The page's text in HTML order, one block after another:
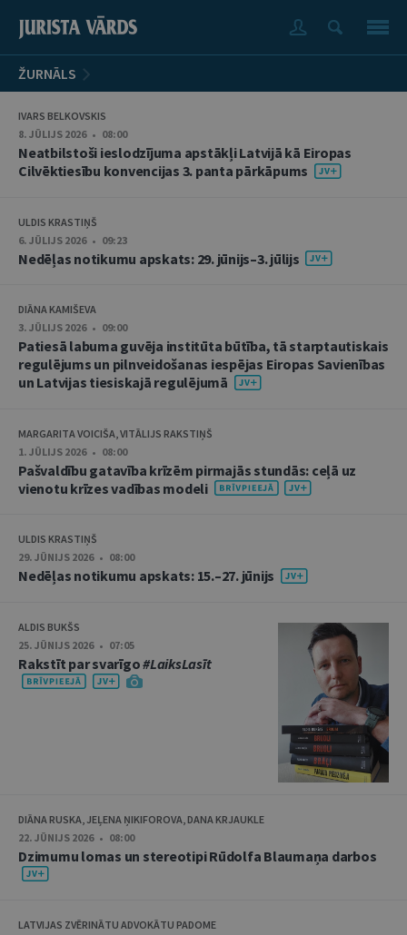
ŽURNĀLS
IVARS BELKOVSKIS
8. JŪLIJS 2026 • 08:00
Neatbilstoši ieslodzījuma apstākļi Latvijā kā Eiropas
Cilvēktiesību konvencijas 3. panta pārkāpums
ULDIS KRASTIŅŠ
6. JŪLIJS 2026 • 09:23
Nedēļas notikumu apskats: 29. jūnijs–3. jūlijs
DIĀNA KAMIŠEVA
3. JŪLIJS 2026 • 09:00
Patiesā labuma guvēja institūta būtība, tā starptautiskais
regulējums un pilnveidošanas iespējas Eiropas Savienības
un Latvijas tiesiskajā regulējumā
MARGARITA VOICIŠA, VITĀLIJS RAKSTIŅŠ
1. JŪLIJS 2026 • 08:00
Pašvaldību gatavība krīzēm pirmajās stundās: ceļā uz
vienotu krīzes vadības modeli
ULDIS KRASTIŅŠ
29. JŪNIJS 2026 • 08:00
Nedēļas notikumu apskats: 15.–27. jūnijs
ALDIS BUKŠS
25. JŪNIJS 2026 • 07:05
Rakstīt par svarīgo#LaiksLasīt
DIĀNA RUSKA, JEĻENA ŅIKIFOROVA, DANA KRJAUKLE
22. JŪNIJS 2026 • 08:00
Dzimumu lomas un stereotipi Rūdolfa Blaumaņa darbos
LATVIJAS ZVĒRINĀTU ADVOKĀTU PADOME